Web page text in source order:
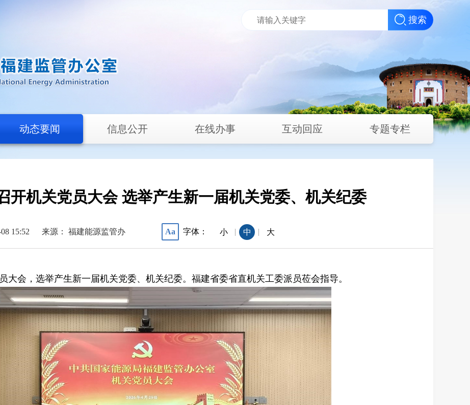
搜索
动态要闻 信息公开 在线办事 互动回应 专题专栏
开机关党员大会 选举产生新一届机关党委、机关纪委
15:52 来源： 福建能源监管办 Aa 字体： 小 | 中 | 大
大会，选举产生新一届机关党委、机关纪委。福建省委省直机关工委派员莅会指导。